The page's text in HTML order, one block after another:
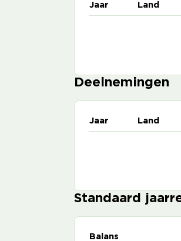
Jaar Land
Deelnemingen
Jaar Land
Standaard
Balans